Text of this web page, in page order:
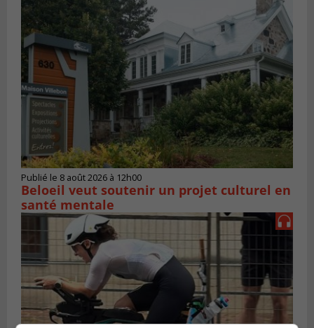
Publié le 8 août 2026 à 12h00
Beloeil veut soutenir un projet culturel en
santé mentale